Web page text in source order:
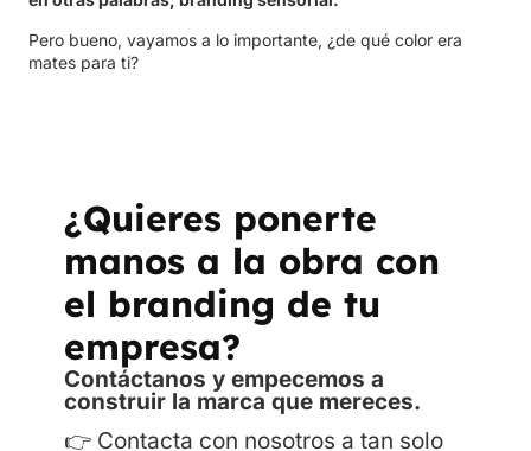
Pero bueno, vayamos a lo importante, ¿de qué color era
mates para ti?
¿Quieres ponerte
manos a la obra con
el branding de tu
empresa?
Contáctanos y empecemos a
construir la marca que mereces.
👉 Contacta con nosotros a tan solo